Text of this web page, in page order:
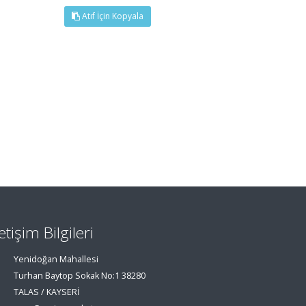
Atıf İçin Kopyala
Bilgileri
Yenidoğan Mahallesi
Turhan Baytop Sokak No:1 38280
TALAS / KAYSERİ